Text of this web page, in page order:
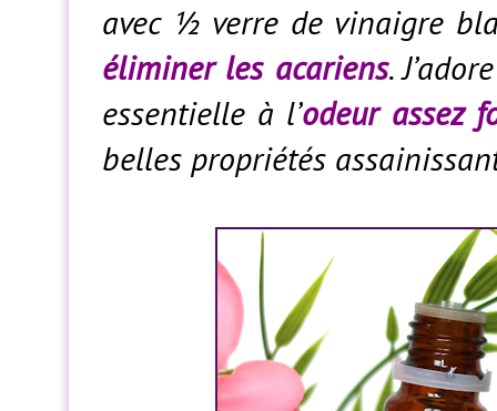
avec ½ verre de vinaigre
éliminer les acariens.
essentielle à l’odeur assez
belles propriétés